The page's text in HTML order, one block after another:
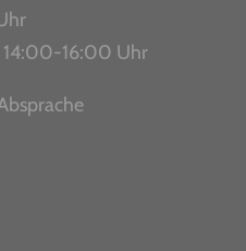
14:00-16:00 Uhr